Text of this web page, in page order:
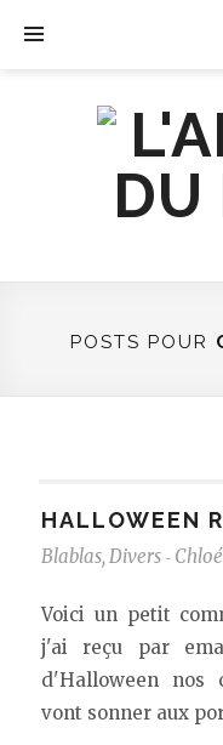
POSTS POUR
HALLOWEEN
Blablas, Divers -
Voici un petit
j'ai reçu par
d'Halloween nos
vont sonner aux